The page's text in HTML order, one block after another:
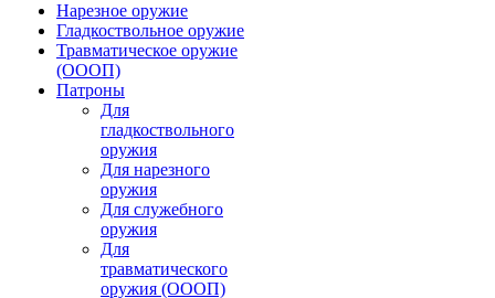
Нарезное оружие
Гладкоствольное оружие
Травматическое оружие
(ОООП)
Патроны
Для
гладкоствольного
оружия
Для нарезного
оружия
Для служебного
оружия
Для
травматического
оружия (ОООП)